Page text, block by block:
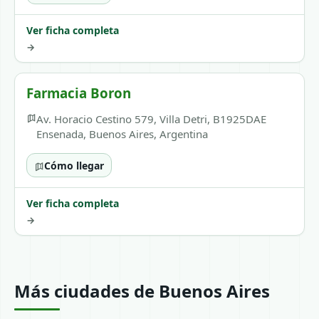
Ver ficha completa
→
Farmacia Boron
Av. Horacio Cestino 579, Villa Detri, B1925DAE
Ensenada, Buenos Aires, Argentina
Cómo llegar
Ver ficha completa
→
Más ciudades de Buenos Aires